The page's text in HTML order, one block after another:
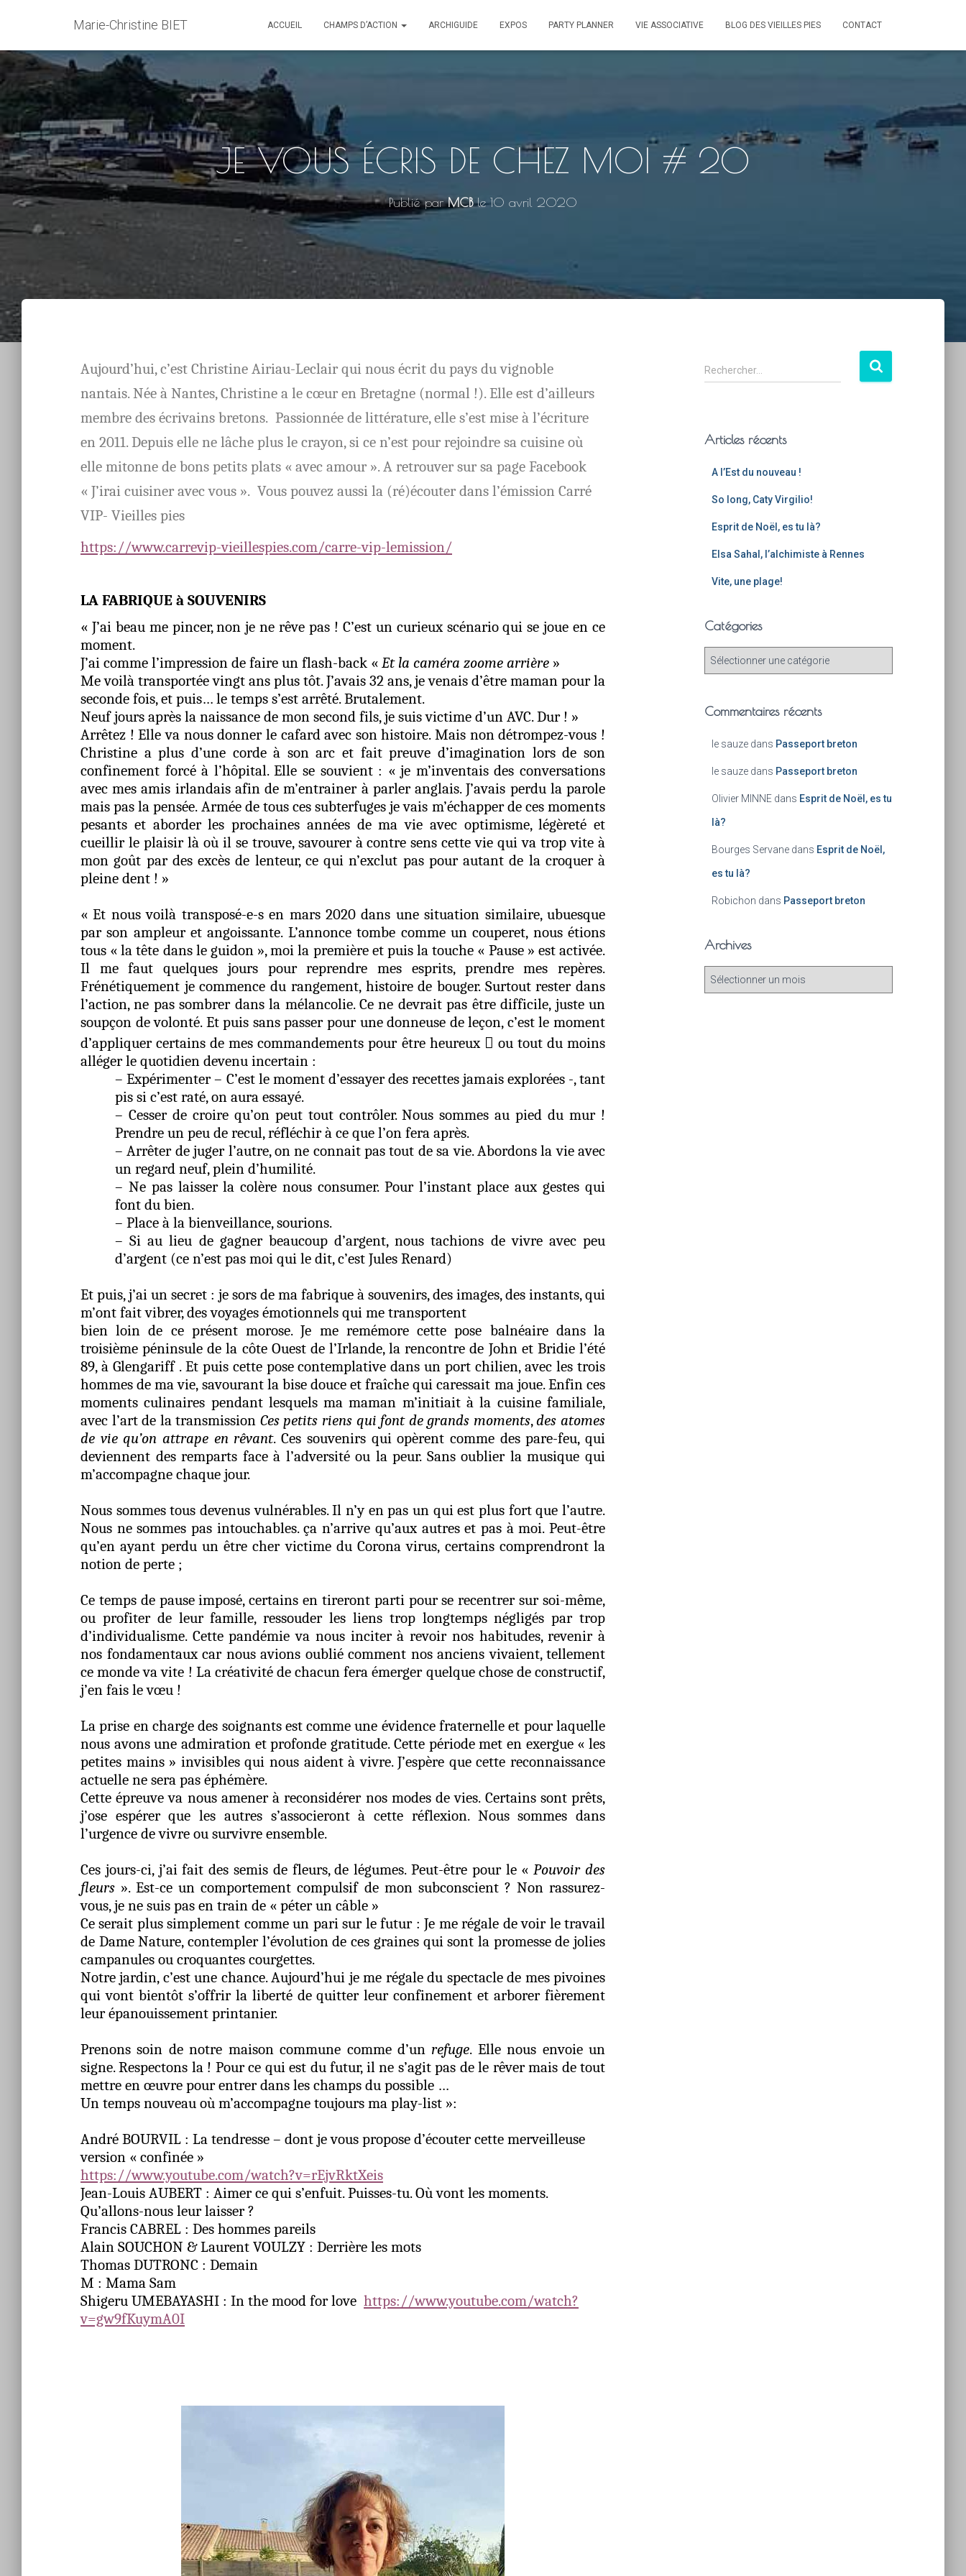
Marie-Christine BIET ACCUEIL CHAMPS D’ACTION ARCHIGUIDE EXPOS PARTY PLANNER VIE ASSOCIATIVE BLOG DES VIEILLES PIES CONTACT
JE VOUS ÉCRIS DE CHEZ MOI # 20
Publié parMCBle10 avril 2020
Aujourd’hui, c’est Christine Airiau-Leclair qui nous écrit du pays du vignoble
nantais. Née à Nantes, Christine a le cœur en Bretagne (normal !). Elle est d’ailleurs
membre des écrivains bretons. Passionnée de littérature, elle s’est mise à l’écriture
en 2011. Depuis elle ne lâche plus le crayon, si ce n’est pour rejoindre sa cuisine où
elle mitonne de bons petits plats « avec amour ». A retrouver sur sa page Facebook
« J’irai cuisiner avec vous ». Vous pouvez aussi la (ré)écouter dans l’émission Carré
VIP- Vieilles pies
https://www.carrevip-vieillespies.com/carre-vip-lemission/
LA FABRIQUE à SOUVENIRS
« J’ai beau me pincer, non je ne rêve pas ! C’est un curieux scénario qui se joue en ce
moment.
J’ai comme l’impression de faire un flash-back « Et la caméra zoome arrière »
Me voilà transportée vingt ans plus tôt. J’avais 32 ans, je venais d’être maman pour la
seconde fois, et puis… le temps s’est arrêté. Brutalement.
Neuf jours après la naissance de mon second fils, je suis victime d’un AVC. Dur ! »
Arrêtez ! Elle va nous donner le cafard avec son histoire. Mais non détrompez-vous !
Christine a plus d’une corde à son arc et fait preuve d’imagination lors de son
confinement forcé à l’hôpital. Elle se souvient : « je m’inventais des conversations
avec mes amis irlandais afin de m’entrainer à parler anglais. J’avais perdu la parole
mais pas la pensée. Armée de tous ces subterfuges je vais m’échapper de ces moments
pesants et aborder les prochaines années de ma vie avec optimisme, légèreté et
cueillir le plaisir là où il se trouve, savourer à contre sens cette vie qui va trop vite à
mon goût par des excès de lenteur, ce qui n’exclut pas pour autant de la croquer à
pleine dent ! »
« Et nous voilà transposé-e-s en mars 2020 dans une situation similaire, ubuesque
par son ampleur et angoissante. L’annonce tombe comme un couperet, nous étions
tous « la tête dans le guidon », moi la première et puis la touche « Pause » est activée.
Il me faut quelques jours pour reprendre mes esprits, prendre mes repères.
Frénétiquement je commence du rangement, histoire de bouger. Surtout rester dans
l’action, ne pas sombrer dans la mélancolie. Ce ne devrait pas être difficile, juste un
soupçon de volonté. Et puis sans passer pour une donneuse de leçon, c’est le moment
d’appliquer certains de mes commandements pour être heureux  ou tout du moins
alléger le quotidien devenu incertain :
– Expérimenter – C’est le moment d’essayer des recettes jamais explorées -, tant
pis si c’est raté, on aura essayé.
– Cesser de croire qu’on peut tout contrôler. Nous sommes au pied du mur !
Prendre un peu de recul, réfléchir à ce que l’on fera après.
– Arrêter de juger l’autre, on ne connait pas tout de sa vie. Abordons la vie avec
un regard neuf, plein d’humilité.
– Ne pas laisser la colère nous consumer. Pour l’instant place aux gestes qui
font du bien.
– Place à la bienveillance, sourions.
– Si au lieu de gagner beaucoup d’argent, nous tachions de vivre avec peu
d’argent (ce n’est pas moi qui le dit, c’est Jules Renard)
Et puis, j’ai un secret : je sors de ma fabrique à souvenirs, des images, des instants, qui
m’ont fait vibrer, des voyages émotionnels qui me transportent
bien loin de ce présent morose. Je me remémore cette pose balnéaire dans la
troisième péninsule de la côte Ouest de l’Irlande, la rencontre de John et Bridie l’été
89, à Glengariff . Et puis cette pose contemplative dans un port chilien, avec les trois
hommes de ma vie, savourant la bise douce et fraîche qui caressait ma joue. Enfin ces
moments culinaires pendant lesquels ma maman m’initiait à la cuisine familiale,
avec l’art de la transmission Ces petits riens qui font de grands moments,des atomes
de vie qu’on attrape en rêvant. Ces souvenirs qui opèrent comme des pare-feu, qui
deviennent des remparts face à l’adversité ou la peur. Sans oublier la musique qui
m’accompagne chaque jour.
Nous sommes tous devenus vulnérables. Il n’y en pas un qui est plus fort que l’autre.
Nous ne sommes pas intouchables. ça n’arrive qu’aux autres et pas à moi. Peut-être
qu’en ayant perdu un être cher victime du Corona virus, certains comprendront la
notion de perte ;
Ce temps de pause imposé, certains en tireront parti pour se recentrer sur soi-même,
ou profiter de leur famille, ressouder les liens trop longtemps négligés par trop
d’individualisme. Cette pandémie va nous inciter à revoir nos habitudes, revenir à
nos fondamentaux car nous avions oublié comment nos anciens vivaient, tellement
ce monde va vite ! La créativité de chacun fera émerger quelque chose de constructif,
j’en fais le vœu !
La prise en charge des soignants est comme une évidence fraternelle et pour laquelle
nous avons une admiration et profonde gratitude. Cette période met en exergue « les
petites mains » invisibles qui nous aident à vivre. J’espère que cette reconnaissance
actuelle ne sera pas éphémère.
Cette épreuve va nous amener à reconsidérer nos modes de vies. Certains sont prêts,
j’ose espérer que les autres s’associeront à cette réflexion. Nous sommes dans
l’urgence de vivre ou survivre ensemble.
Ces jours-ci, j’ai fait des semis de fleurs, de légumes. Peut-être pour le «Pouvoir des
fleurs ». Est-ce un comportement compulsif de mon subconscient ? Non rassurez-
vous, je ne suis pas en train de « péter un câble »
Ce serait plus simplement comme un pari sur le futur : Je me régale de voir le travail
de Dame Nature, contempler l’évolution de ces graines qui sont la promesse de jolies
campanules ou croquantes courgettes.
Notre jardin, c’est une chance. Aujourd’hui je me régale du spectacle de mes pivoines
qui vont bientôt s’offrir la liberté de quitter leur confinement et arborer fièrement
leur épanouissement printanier.
Prenons soin de notre maison commune comme d’unrefuge. Elle nous envoie un
signe. Respectons la ! Pour ce qui est du futur, il ne s’agit pas de le rêver mais de tout
mettre en œuvre pour entrer dans les champs du possible …
Un temps nouveau où m’accompagne toujours ma play-list »:
André BOURVIL : La tendresse – dont je vous propose d’écouter cette merveilleuse
version « confinée »
https://www.youtube.com/watch?v=rEjvRktXeis
Jean-Louis AUBERT : Aimer ce qui s’enfuit. Puisses-tu. Où vont les moments.
Qu’allons-nous leur laisser ?
Francis CABREL : Des hommes pareils
Alain SOUCHON & Laurent VOULZY : Derrière les mots
Thomas DUTRONC : Demain
M : Mama Sam
Shigeru UMEBAYASHI : In the mood for love https://www.youtube.com/watch?
v=gw9fKuymA0I
Rechercher…
Articles récents
A l’Est du nouveau !
So long, Caty Virgilio!
Esprit de Noël, es tu là?
Elsa Sahal, l’alchimiste à Rennes
Vite, une plage!
Catégories
Commentaires récents
le sauzedans Passeport breton
le sauzedans Passeport breton
Olivier MINNEdans Esprit de Noël, es tu
là?
Bourges Servanedans Esprit de Noël,
es tu là?
Robichon dans Passeport breton
Archives